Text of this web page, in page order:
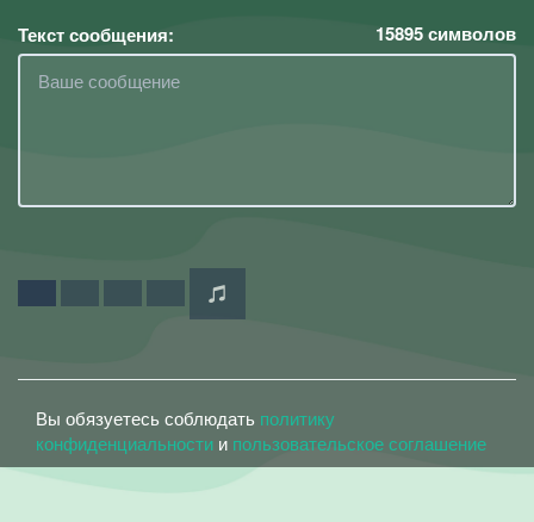
Текст сообщения: 15895символов
Вы обязуетесь соблюдать политику
конфиденциальности и пользовательское соглашение